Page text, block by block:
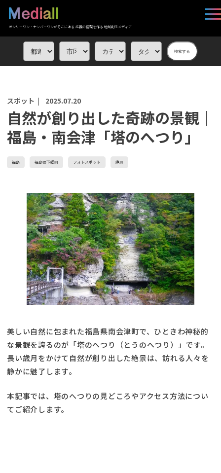
オンリーワン・ナンバーワンがそこにある 応援の循環を作る 地域創生メディア
検索する
スポット | 2025.07.20
自然が創り出した奇跡の景観｜
福島・南会津「塔のへつり」
福島 福島県下郷町 フォトスポット 絶景
美しい自然に包まれた福島県南会津町で、ひときわ神秘的
な景観を誇るのが「塔のへつり（とうのへつり）」です。
長い歳月をかけて自然が創り出した絶景は、訪れる人々を
静かに魅了します。
本記事では、塔のへつりの見どころやアクセス方法につい
てご紹介します。